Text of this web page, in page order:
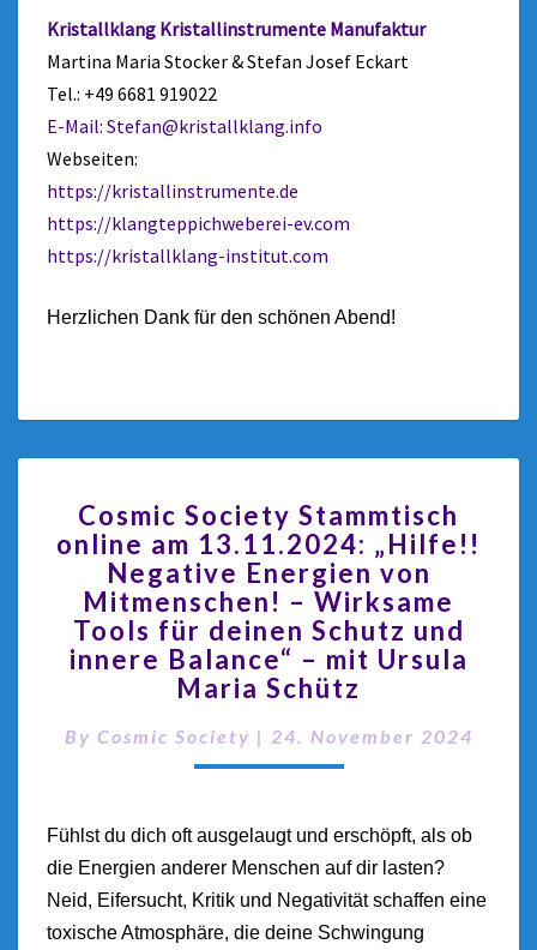
Kristallklang Kristallinstrumente Manufaktur
Martina Maria Stocker & Stefan Josef Eckart
Tel.: +49 6681 919022
E-Mail: Stefan@kristallklang.info
Webseiten:
https://kristallinstrumente.de
https://klangteppichweberei-ev.com
https://kristallklang-institut.com
Herzlichen Dank für den schönen Abend!
Cosmic Society Stammtisch
online am 13.11.2024: „Hilfe!!
Negative Energien von
Mitmenschen! – Wirksame
Tools für deinen Schutz und
innere Balance“ – mit Ursula
Maria Schütz
By Cosmic Society | 24. November 2024
Fühlst du dich oft ausgelaugt und erschöpft, als ob
die Energien anderer Menschen auf dir lasten?
Neid, Eifersucht, Kritik und Negativität schaffen eine
toxische Atmosphäre, die deine Schwingung